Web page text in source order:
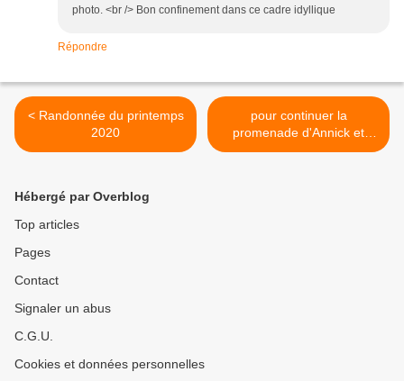
photo. <br /> Bon confinement dans ce cadre idyllique
Répondre
< Randonnée du printemps
2020
pour continuer la
promenade d'Annick et
rester dans l'action !!!!! >
Hébergé par Overblog
Top articles
Pages
Contact
Signaler un abus
C.G.U.
Cookies et données personnelles